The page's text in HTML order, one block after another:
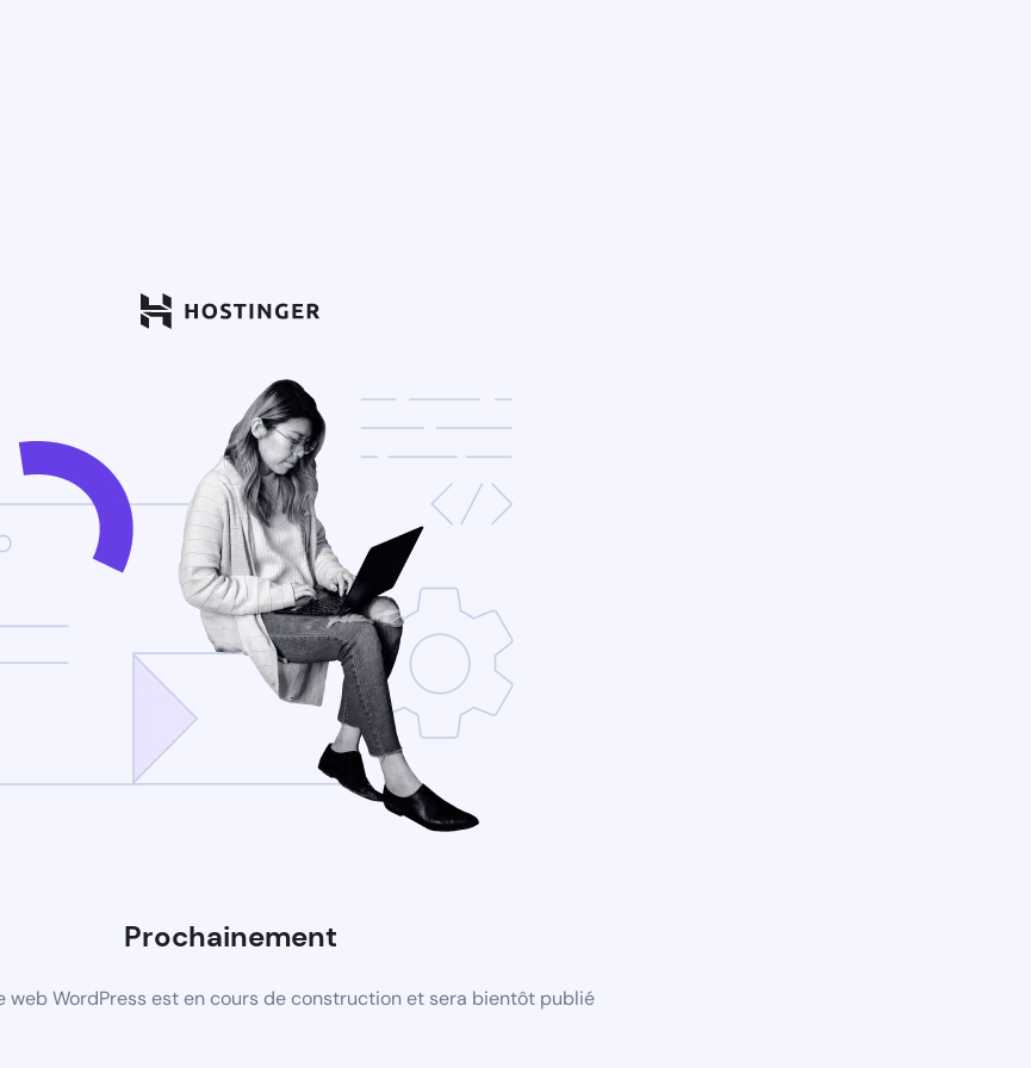
Prochainement
web WordPress est en cours de construction et sera bientôt publié